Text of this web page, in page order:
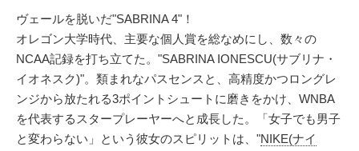
ヴェールを脱いだ"SABRINA 4"！
オレゴン大学時代、主要な個人賞を総なめにし、数々の
NCAA記録を打ち立てた。"SABRINA IONESCU(サブリナ・
イオネスク)"。類まれなパスセンスと、高精度かつロングレ
ンジから放たれる3ポイントシュートに磨きをかけ、WNBA
を代表するスタープレーヤーへと成長した。「女子でも男子
と変わらない」という彼女のスピリットは、"NIKE(ナイ